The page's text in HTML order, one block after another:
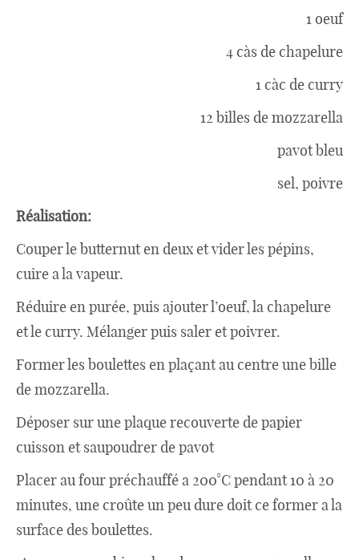
1 oeuf
4 càs de chapelure
1 càc de curry
12 billes de mozzarella
pavot bleu
sel, poivre
Réalisation:
Couper le butternut en deux et vider les pépins,
cuire a la vapeur.
Réduire en purée, puis ajouter l’oeuf, la chapelure
et le curry. Mélanger puis saler et poivrer.
Former les boulettes en plaçant au centre une bille
de mozzarella.
Déposer sur une plaque recouverte de papier
cuisson et saupoudrer de pavot
Placer au four préchauffé a 200°C pendant 10 à 20
minutes, une croûte un peu dure doit ce former a la
surface des boulettes.